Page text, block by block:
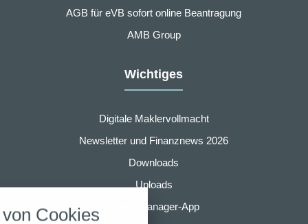
AGB für eVB sofort online Beantragung
AMB Group
Wichtiges
Digitale Maklervollmacht
Newsletter und Finanznews 2026
Downloads
Uploads
Finanzmanager-App
Cookies
folgende Kategorien zu